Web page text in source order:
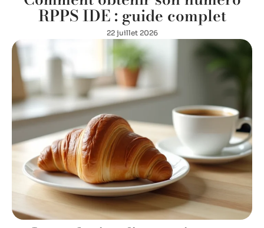
RPPS IDE : guide complet
22 juillet 2026